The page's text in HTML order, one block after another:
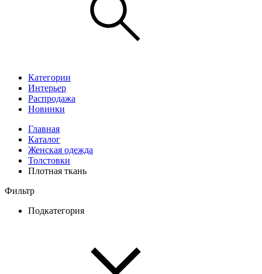
Категории
Интерьер
Распродажа
Новинки
Главная
Каталог
Женская одежда
Толстовки
Плотная ткань
Фильтр
Подкатегория